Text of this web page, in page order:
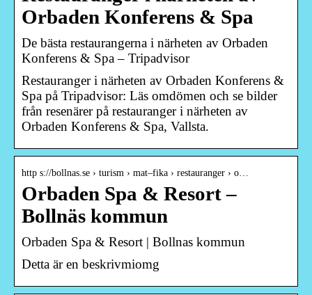
Orbaden Konferens & Spa
De bästa restaurangerna i närheten av Orbaden
Konferens & Spa – Tripadvisor
Restauranger i närheten av Orbaden Konferens &
Spa på Tripadvisor: Läs omdömen och se bilder
från resenärer på restauranger i närheten av
Orbaden Konferens & Spa, Vallsta.
http s://bollnas.se › turism › mat–fika › restauranger › o…
Orbaden Spa & Resort –
Bollnäs kommun
Orbaden Spa & Resort | Bollnas kommun
Detta är en beskrivmiomg